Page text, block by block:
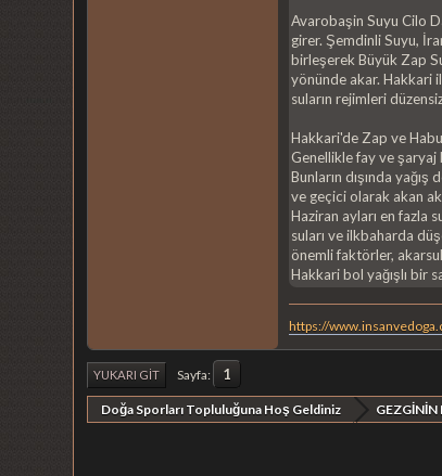
Avarobaşin Suyu Cilo
girer. Şemdinli Suyu,
birleşerek Büyük Zap
yönünde akar. Hakkari
suların rejimleri
Hakkari'de Zap ve
Genellikle fay ve şaryaj
Bunların dışında
ve geçici olarak akan
Haziran ayları en fazla
suları ve ilkbaharda
önemli faktörler,
Hakkari bol yağışlı bir
https://
YUKARI GIT Sayfa 1
Doğa Sporları Topluluğuna Hoş Geldiniz GEZGİNİN